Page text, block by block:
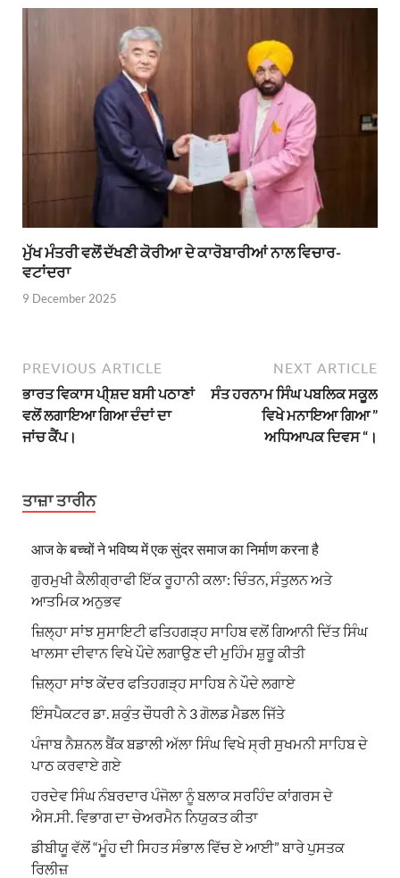
ਮੁੱਖ ਮੰਤਰੀ ਵਲੋਂ ਦੱਖਣੀ ਕੋਰੀਆ ਦੇ ਕਾਰੋਬਾਰੀਆਂ ਨਾਲ ਵਿਚਾਰ-
ਵਟਾਂਦਰਾ
9 December 2025
PREVIOUS ARTICLE
ਭਾਰਤ ਵਿਕਾਸ ਪੀ੍ਸ਼ਦ ਬਸੀ ਪਠਾਣਾਂ
ਵਲੋਂ ਲਗਾਇਆ ਗਿਆ ਦੰਦਾਂ ਦਾ
ਜਾਂਚ ਕੈਂਪ।
NEXT ARTICLE
ਸੰਤ ਹਰਨਾਮ ਸਿੰਘ ਪਬਲਿਕ ਸਕੂਲ
ਵਿਖੇ ਮਨਾਇਆ ਗਿਆ ”
ਅਧਿਆਪਕ ਦਿਵਸ “।
ਤਾਜ਼ਾ ਤਾਰੀਨ
आज के बच्चों ने भविष्य में एक सुंदर समाज का निर्माण करना है
ਗੁਰਮੁਖੀ ਕੈਲੀਗ੍ਰਾਫੀ ਇੱਕ ਰੂਹਾਨੀ ਕਲਾ: ਚਿੰਤਨ, ਸੰਤੁਲਨ ਅਤੇ
ਆਤਮਿਕ ਅਨੁਭਵ
ਜ਼ਿਲ੍ਹਾ ਸਾਂਝ ਸੁਸਾਇਟੀ ਫਤਿਹਗੜ੍ਹ ਸਾਹਿਬ ਵਲੋਂ ਗਿਆਨੀ ਦਿੱਤ ਸਿੰਘ
ਖਾਲਸਾ ਦੀਵਾਨ ਵਿਖੇ ਪੌਦੇ ਲਗਾਉਣ ਦੀ ਮੁਹਿੰਮ ਸ਼ੁਰੂ ਕੀਤੀ
ਜ਼ਿਲ੍ਹਾ ਸਾਂਝ ਕੇਂਦਰ ਫਤਿਹਗੜ੍ਹ ਸਾਹਿਬ ਨੇ ਪੌਦੇ ਲਗਾਏ
ਇੰਸਪੈਕਟਰ ਡਾ. ਸ਼ਕੁੰਤ ਚੌਧਰੀ ਨੇ 3 ਗੋਲਡ ਮੈਡਲ ਜਿੱਤੇ
ਪੰਜਾਬ ਨੈਸ਼ਨਲ ਬੈਂਕ ਬਡਾਲੀ ਅੱਲਾ ਸਿੰਘ ਵਿਖੇ ਸ੍ਰੀ ਸੁਖਮਨੀ ਸਾਹਿਬ ਦੇ
ਪਾਠ ਕਰਵਾਏ ਗਏ
ਹਰਦੇਵ ਸਿੰਘ ਨੰਬਰਦਾਰ ਪੰਜੋਲਾ ਨੂੰ ਬਲਾਕ ਸਰਹਿੰਦ ਕਾਂਗਰਸ ਦੇ
ਐਸ.ਸੀ. ਵਿਭਾਗ ਦਾ ਚੇਅਰਮੈਨ ਨਿਯੁਕਤ ਕੀਤਾ
ਡੀਬੀਯੂ ਵੱਲੋਂ “ਮੂੰਹ ਦੀ ਸਿਹਤ ਸੰਭਾਲ ਵਿੱਚ ਏ ਆਈ” ਬਾਰੇ ਪੁਸਤਕ
ਰਿਲੀਜ਼